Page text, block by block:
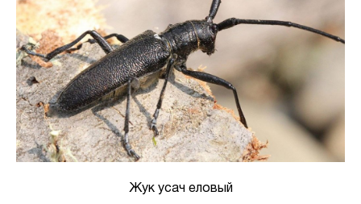
Жук усач еловый